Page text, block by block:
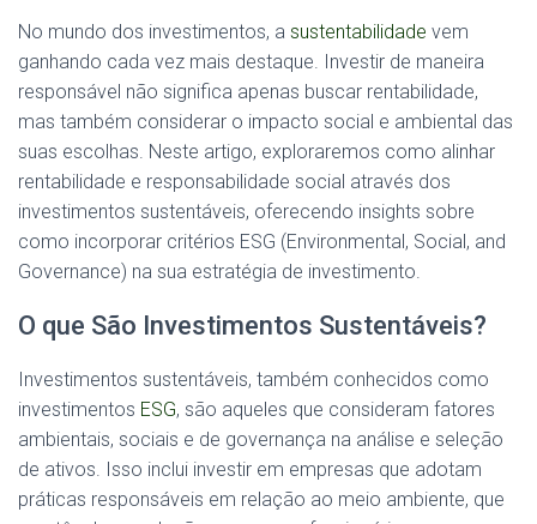
No mundo dos investimentos, a sustentabilidade vem
ganhando cada vez mais destaque. Investir de maneira
responsável não significa apenas buscar rentabilidade,
mas também considerar o impacto social e ambiental das
suas escolhas. Neste artigo, exploraremos como alinhar
rentabilidade e responsabilidade social através dos
investimentos sustentáveis, oferecendo insights sobre
como incorporar critérios ESG (Environmental, Social, and
Governance) na sua estratégia de investimento.
O que São Investimentos Sustentáveis?
Investimentos sustentáveis, também conhecidos como
investimentos ESG, são aqueles que consideram fatores
ambientais, sociais e de governança na análise e seleção
de ativos. Isso inclui investir em empresas que adotam
práticas responsáveis em relação ao meio ambiente, que